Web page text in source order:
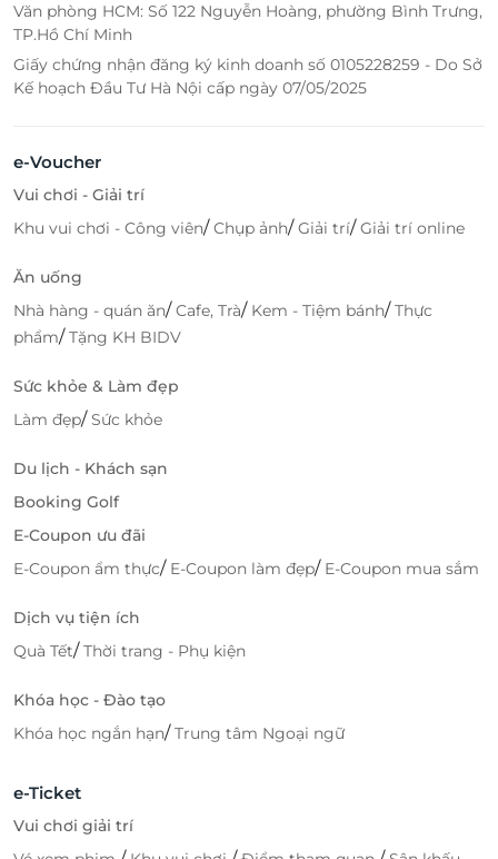
Văn phòng HCM: Số 122 Nguyễn Hoàng, phường Bình Trưng,
TP.Hồ Chí Minh
Giấy chứng nhận đăng ký kinh doanh số 0105228259 - Do Sở
Kế hoạch Đầu Tư Hà Nội cấp ngày 07/05/2025
e-Voucher
Vui chơi - Giải trí
Khu vui chơi - Công viên/Chụp ảnh/Giải trí/Giải trí online
Ăn uống
Nhà hàng - quán ăn/Cafe, Trà/ Kem - Tiệm bánh/Thực
phẩm/Tặng KH BIDV
Sức khỏe & Làm đẹp
Làm đẹp/Sức khỏe
Du lịch - Khách sạn
Booking Golf
E-Coupon ưu đãi
E-Coupon ẩm thực/ E-Coupon làm đẹp/ E-Coupon mua sắm
Dịch vụ tiện ích
Quà Tết/Thời trang - Phụ kiện
Khóa học - Đào tạo
Khóa học ngắn hạn/Trung tâm Ngoại ngữ
e-Ticket
Vui chơi giải trí